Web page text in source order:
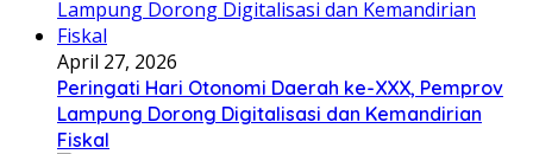
April 27, 2026
Peringati Hari Otonomi Daerah ke-XXX, Pemprov
Lampung Dorong Digitalisasi dan Kemandirian
Fiskal